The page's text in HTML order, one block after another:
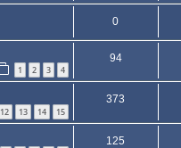
0
1 2 3 4
94
12 13 14 15
373
125